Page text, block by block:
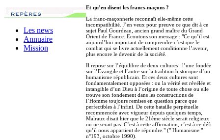
Les news
Annuaire
Mission
Et qu’en disent les francs-maçons ?
La franc-maçonnerie reconnaît elle-même cette
incompatibilité. J’en veux pour preuve ce que dit à ce
sujet Paul Gourdeau, ancien grand maître du Grand
Orient de France. Ecoutons son message : "Ce qu’il est
aujourd’hui important de comprendre c’est que le
combat qui se livre actuellement conditionne l’avenir,
plus encore le devenir de la société.
Il repose sur l’équilibre de deux cultures : l’une fondée
sur l’Evangile et l’autre sur la tradition historique d’un
humanisme républicain. Et ces deux cultures sont
fondamentalement opposées : ou la vérité est révélée et
intangible d’un Dieu à l’origine de toute chose ou elle
trouve son fondement dans les constructions de
l’Homme toujours remises en question parce que
perfectibles à l’infini. De cette bataille perpétuelle
recommencée avec vigueur depuis quelques temps,
Malraux disait hier que le 21ème siècle serait religieux
ou ne serait pas. C’est à cette affirmation, c’est à ce défi
qu’il nous appartient de répondre." (" Humanisme "
n°193, octobre 1990).